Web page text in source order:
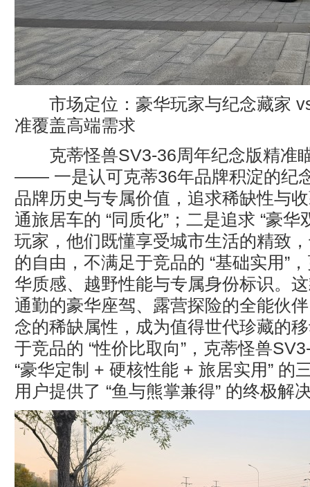
市场定位：豪华玩家与纪念藏家
准覆盖高端需求
克蒂怪兽SV3-36周年纪念版精准
—— 一是认可克蒂36年品牌积淀的纪
品牌历史与专属价值，追求稀缺性与
通旅居车的 “同质化”；二是追求 “豪华
玩家，他们既懂享受城市生活的精致
的自由，不满足于竞品的 “基础实用”
华质感、越野性能与专属身份标识。
通勤的豪华座驾、露营探险的全能伙
念的稀缺属性，成为值得世代珍藏的
于竞品的 “性价比取向”，克蒂怪兽
“豪华定制 + 硬核性能 + 旅居实用” 的
用户提供了 “鱼与熊掌兼得” 的终极解